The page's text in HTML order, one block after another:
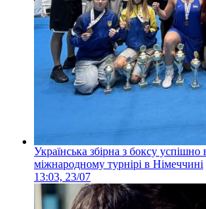
Українська збірна з боксу успішно
міжнародному турнірі в Німеччині
13:03, 23/07